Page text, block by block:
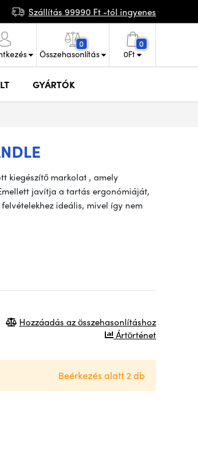
Szállítás 99990 Ft -tól ingyenes
0
Összehasonlítás
0
0Ft
GYÁRTÓK
kiegészítő markolat , amely
javítja a tartás ergonómiáját,
ideális, mivel így nem
Hozzáadás az összehasonlításhoz
Ártörténet
Beérkezés alatt 2 db